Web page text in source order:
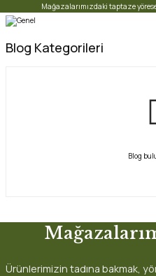
Mağazalarımızdaki taptaze
Blog Kategorileri
Blog
Ürünlerimizin tadına bakmak,